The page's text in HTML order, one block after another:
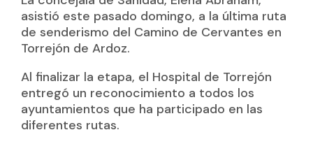
asistió este pasado domingo, a la última ruta
de senderismo del Camino de Cervantes en
Torrejón de Ardoz.
Al finalizar la etapa, el Hospital de Torrejón
entregó un reconocimiento a todos los
ayuntamientos que ha participado en las
diferentes rutas.